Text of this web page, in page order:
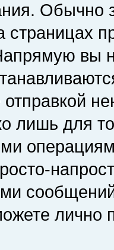
Обычно
страницах
вы
отправкой
лишь для
лично